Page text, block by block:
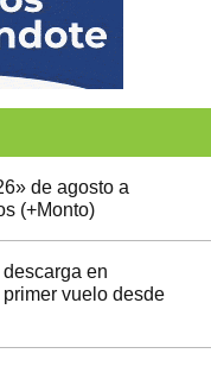
de agosto a
(+Monto)
en
vuelo desde